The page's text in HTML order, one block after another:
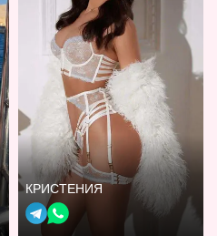
КРИСТЕНИЯ